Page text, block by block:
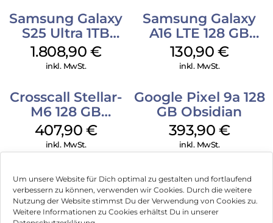
Um unsere Website für Dich optimal zu gestalten und fortlaufend
verbessern zu können, verwenden wir Cookies. Durch die weitere
Nutzung der Website stimmst Du der Verwendung von Cookies zu.
Weitere Informationen zu Cookies erhältst Du in unserer
Samsung Galaxy
S25 Ultra 1TB
Titanium Black
1.808,90 €
inkl. MwSt.
Samsung Galaxy
A16 LTE 128 GB
Black
130,90 €
inkl. MwSt.
Crosscall Stellar-
M6 128 GB
Schwarz
407,90 €
inkl. MwSt.
Google Pixel 9a 128
GB Obsidian
393,90 €
inkl. MwSt.
Impressum